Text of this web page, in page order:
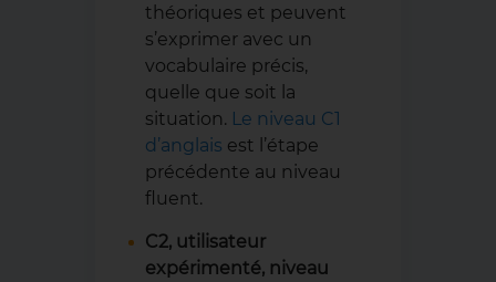
théoriques et peuvent
s’exprimer avec un
vocabulaire précis,
quelle que soit la
situation. Le niveau C1
d’anglais est l’étape
précédente au niveau
fluent.
C2, utilisateur
expérimenté, niveau